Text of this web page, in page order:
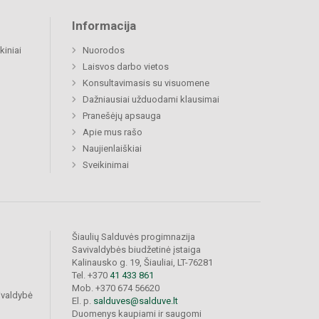
Informacija
Nuorodos
Laisvos darbo vietos
Konsultavimasis su visuomene
Dažniausiai užduodami klausimai
Pranešėjų apsauga
Apie mus rašo
Naujienlaiškiai
Sveikinimai
Šiaulių Salduvės progimnazija
Savivaldybės biudžetinė įstaiga
Kalinausko g. 19, Šiauliai, LT-76281
Tel. +370 41 433 861
Mob. +370 674 56620
El. p. salduves@salduve.lt
Duomenys kaupiami ir saugomi